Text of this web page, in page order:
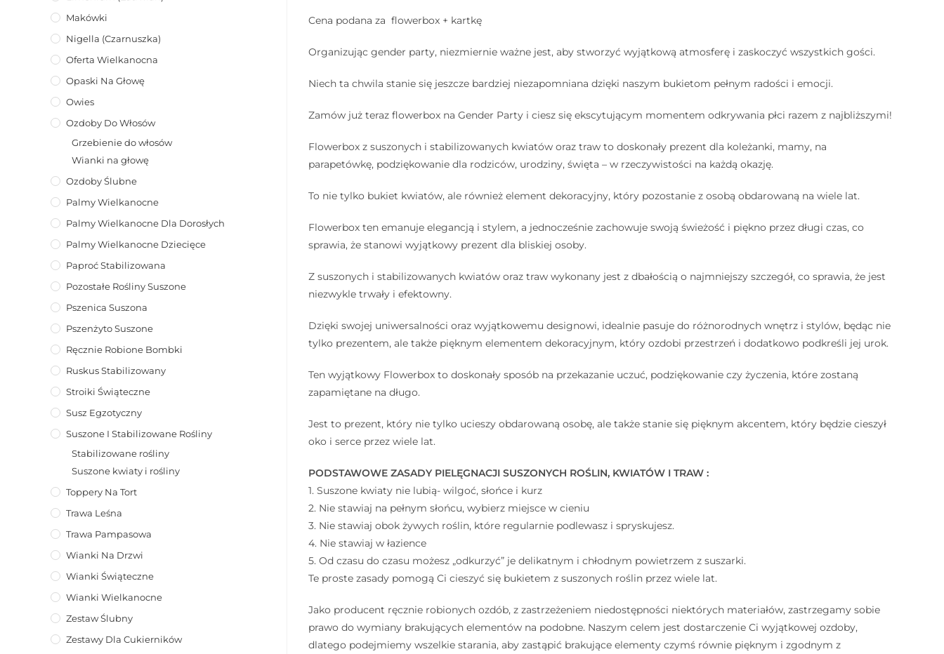
Cena podana za flowerbox + kartkę
Organizując gender party, niezmiernie ważne jest, aby stworzyć wyjątkową atmosferę i zaskoczyć wszystkich gości.
Niech ta chwila stanie się jeszcze bardziej niezapomniana dzięki naszym bukietom pełnym radości i emocji.
Zamów już teraz flowerbox na Gender Party i ciesz się ekscytującym momentem odkrywania płci razem z najbliższymi!
Flowerbox z suszonych i stabilizowanych kwiatów oraz traw to doskonały prezent dla koleżanki, mamy, na
parapetówkę, podziękowanie dla rodziców, urodziny, święta – w rzeczywistości na każdą okazję.
To nie tylko bukiet kwiatów, ale również element dekoracyjny, który pozostanie z osobą obdarowaną na wiele lat.
Flowerbox ten emanuje elegancją i stylem, a jednocześnie zachowuje swoją świeżość i piękno przez długi czas, co
sprawia, że stanowi wyjątkowy prezent dla bliskiej osoby.
Z suszonych i stabilizowanych kwiatów oraz traw wykonany jest z dbałością o najmniejszy szczegół, co sprawia, że jest
niezwykle trwały i efektowny.
Dzięki swojej uniwersalności oraz wyjątkowemu designowi, idealnie pasuje do różnorodnych wnętrz i stylów, będąc nie
tylko prezentem, ale także pięknym elementem dekoracyjnym, który ozdobi przestrzeń i dodatkowo podkreśli jej urok.
Ten wyjątkowy Flowerbox to doskonały sposób na przekazanie uczuć, podziękowanie czy życzenia, które zostaną
zapamiętane na długo.
Jest to prezent, który nie tylko ucieszy obdarowaną osobę, ale także stanie się pięknym akcentem, który będzie cieszył
oko i serce przez wiele lat.
PODSTAWOWE ZASADY PIELĘGNACJI SUSZONYCH ROŚLIN, KWIATÓW I TRAW : ⠀
1. Suszone kwiaty nie lubią- wilgoć, słońce i kurz ⠀
2. Nie stawiaj na pełnym słońcu, wybierz miejsce w cieniu ⠀
3. Nie stawiaj obok żywych roślin, które regularnie podlewasz i spryskujesz. ⠀
4. Nie stawiaj w łazience ⠀
5. Od czasu do czasu możesz „odkurzyć” je delikatnym i chłodnym powietrzem z suszarki. ⠀
Te proste zasady pomogą Ci cieszyć się bukietem z suszonych roślin przez wiele lat. ⠀
Jako producent ręcznie robionych ozdób, z zastrzeżeniem niedostępności niektórych materiałów, zastrzegamy sobie
prawo do wymiany brakujących elementów na podobne. Naszym celem jest dostarczenie Ci wyjątkowej ozdoby,
dlatego podejmiemy wszelkie starania, aby zastąpić brakujące elementy czymś równie pięknym i zgodnym z
Makówki
Nigella (Czarnuszka)
Oferta Wielkanocna
Opaski Na Głowę
Owies
Ozdoby Do Włosów
Grzebienie do włosów
Wianki na głowę
Ozdoby Ślubne
Palmy Wielkanocne
Palmy Wielkanocne Dla Dorosłych
Palmy Wielkanocne Dziecięce
Paproć Stabilizowana
Pozostałe Rośliny Suszone
Pszenica Suszona
Pszenżyto Suszone
Ręcznie Robione Bombki
Ruskus Stabilizowany
Stroiki Świąteczne
Susz Egzotyczny
Suszone I Stabilizowane Rośliny
Stabilizowane rośliny
Suszone kwiaty i rośliny
Toppery Na Tort
Trawa Leśna
Trawa Pampasowa
Wianki Na Drzwi
Wianki Świąteczne
Wianki Wielkanocne
Zestaw Ślubny
Zestawy Dla Cukierników